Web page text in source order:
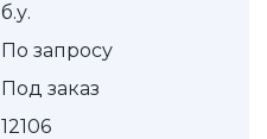
б.у.
По запросу
Под заказ
12106